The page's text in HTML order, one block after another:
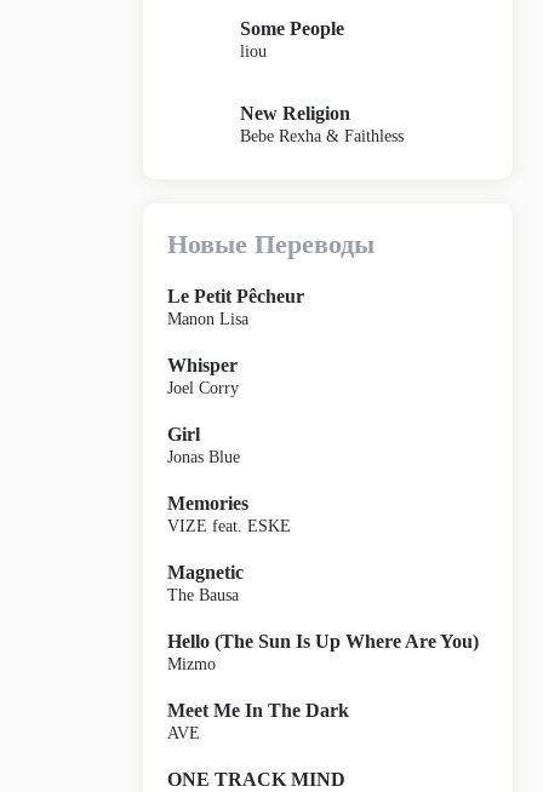
Some People
liou
New Religion
Bebe Rexha & Faithless
Новые Переводы
Le Petit Pêcheur
Manon Lisa
Whisper
Joel Corry
Girl
Jonas Blue
Memories
VIZE feat. ESKE
Magnetic
The Bausa
Hello (The Sun Is Up Where Are You)
Mizmo
Meet Me In The Dark
AVE
ONE TRACK MIND